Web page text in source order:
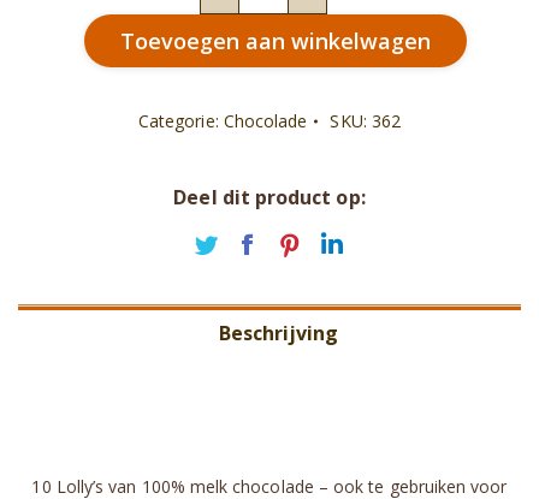
gekheid
op
stokje
aantal
Toevoegen aan winkelwagen
Categorie: Chocolade SKU: 362
Deel dit product op:
Deel
Twitter
Deel
Facebook
Deel
Pinterest
LinkedIn
Beschrijving
10 Lolly’s van 100% melk chocolade – ook te gebruiken voor